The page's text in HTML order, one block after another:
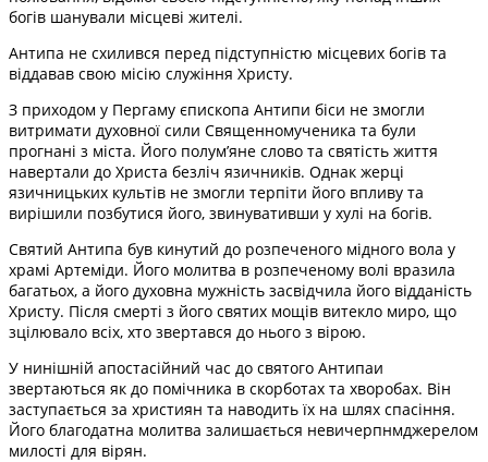
богів шанували місцеві жителі.
Антипа не схилився перед підступністю місцевих богів та
віддавав свою місію служіння Христу.
З приходом у Пергаму єпископа Антипи біси не змогли
витримати духовної сили Священномученика та були
прогнані з міста. Його полум’яне слово та святість життя
навертали до Христа безліч язичників. Однак жерці
язичницьких культів не змогли терпіти його впливу та
вирішили позбутися його, звинувативши у хулі на богів.
Святий Антипа був кинутий до розпеченого мідного вола у
храмі Артеміди. Його молитва в розпеченому волі вразила
багатьох, а його духовна мужність засвідчила його відданість
Христу. Після смерті з його святих мощів витекло миро, що
зцілювало всіх, хто звертався до нього з вірою.
У нинішній апостасійний час до святого Антипаи
звертаються як до помічника в скорботах та хворобах. Він
заступається за християн та наводить їх на шлях спасіння.
Його благодатна молитва залишається невичерпнмджерелом
милості для вірян.